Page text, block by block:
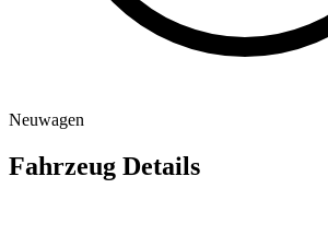
Neuwagen
Fahrzeug Details